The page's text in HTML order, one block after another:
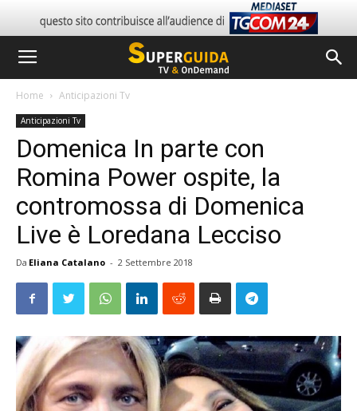
Home Anticipazioni Tv
Anticipazioni Tv
Domenica In parte con
Romina Power ospite, la
contromossa di Domenica
Live è Loredana Lecciso
Da Eliana Catalano - 2 Settembre 2018